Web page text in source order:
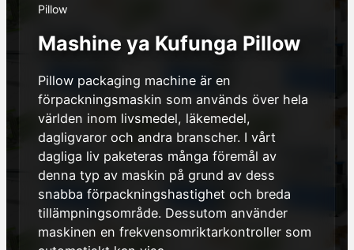
Pillow
Mashine ya Kufunga Pillow
Pillow packaging machine är en
förpackningsmaskin som används över hela
världen inom livsmedel, läkemedel,
dagligvaror och andra branscher. I vårt
dagliga liv paketeras många föremål av
denna typ av maskin på grund av dess
snabba förpackningshastighet och breda
tillämpningsområde. Dessutom använder
maskinen en frekvensomriktarkontroller som